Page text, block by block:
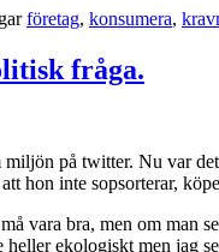
företag, konsumera,
fråga.
på twitter. Nu var
hon inte sopsorterar,
vara bra, men om
ekologiskt men jag